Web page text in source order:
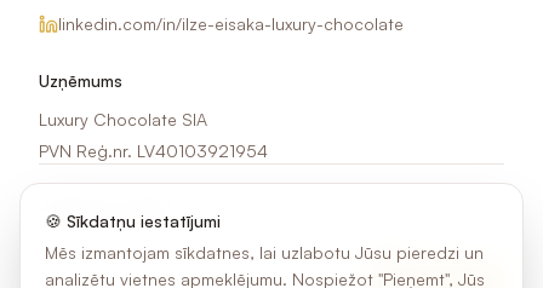
linkedin.com/in/ilze-eisaka-luxury-chocolate
Uzņēmums
Luxury Chocolate SIA
PVN Reģ.nr. LV40103921954
Saņem idejas, akcijas un jaunumus par šokolādes apdruku.
Pierakstīties
🍪 Sīkdatņu iestatījumi
Mēs izmantojam sīkdatnes, lai uzlabotu Jūsu pieredzi un
analizētu vietnes apmeklējumu. Nospiežot "Pieņemt", Jūs